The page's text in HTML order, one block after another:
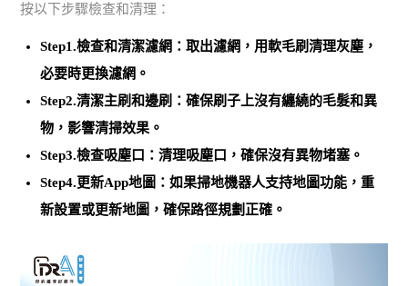
按以下步驟檢查和清理：
Step1.檢查和清潔濾網：取出濾網，用軟毛刷清理灰塵，
必要時更換濾網 。
Step2.清潔主刷和邊刷：確保刷子上沒有纏繞的毛髮和異
物 ，影響清掃效果。
Step3.檢查吸塵口：清理吸塵口，確保沒有異物堵塞。
Step4.更新App地圖：如果掃地機器人支持地圖功能，重
新設置或更新地圖，確保路徑規劃正確 。